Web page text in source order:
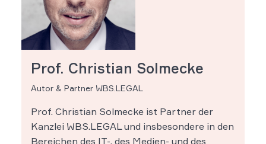
Prof. Christian Solmecke
Autor & Partner WBS.LEGAL
Prof. Christian Solmecke ist Partner der
Kanzlei WBS.LEGAL und insbesondere in den
Bereichen des IT-, des Medien- und des